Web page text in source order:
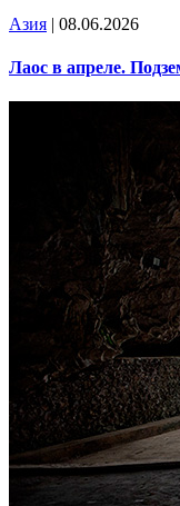
Азия | 08.06.2026
Лаос в апреле.